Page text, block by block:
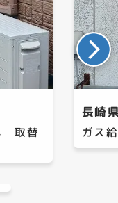
取替
長崎
ガス